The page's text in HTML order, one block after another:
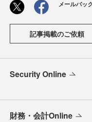
メールバッ
記事掲載のご依頼
Security Online
財務・会計Online